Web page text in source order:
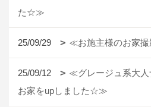
た☆≫
25/09/29 ≪お施主様のお家
25/09/12
≪グレージュ系大人
お家をupしました☆≫